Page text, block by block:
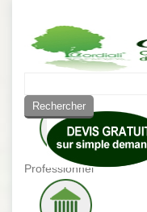
Professionnel